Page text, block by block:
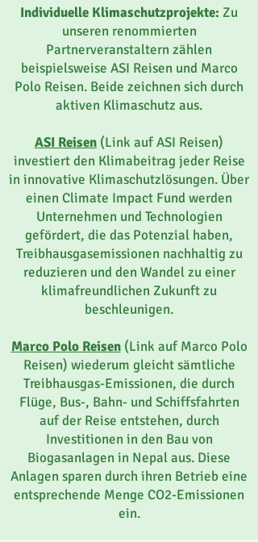
Individuelle Klimaschutzprojekte: Zu
unseren renommierten
Partnerveranstaltern zählen
beispielsweise ASI Reisen und Marco
Polo Reisen. Beide zeichnen sich durch
aktiven Klimaschutz aus.
ASI Reisen (Link auf ASI Reisen)
investiert den Klimabeitrag jeder Reise
in innovative Klimaschutzlösungen. Über
einen Climate Impact Fund werden
Unternehmen und Technologien
gefördert, die das Potenzial haben,
Treibhausgasemissionen nachhaltig zu
reduzieren und den Wandel zu einer
klimafreundlichen Zukunft zu
beschleunigen.
Marco Polo Reisen(Link auf Marco Polo
Reisen) wiederum gleicht sämtliche
Treibhausgas-Emissionen, die durch
Flüge, Bus-, Bahn- und Schiffsfahrten
auf der Reise entstehen, durch
Investitionen in den Bau von
Biogasanlagen in Nepal aus. Diese
Anlagen sparen durch ihren Betrieb eine
entsprechende Menge CO2-Emissionen
ein.